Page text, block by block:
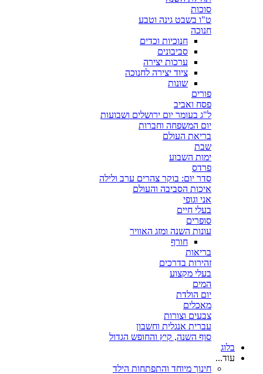
סוכות
ט"ו בשבט גינה וטבע
חנוכה
חנוכיות וכדים
סביבונים
ערכות יצירה
ציוד יצירה לחנוכה
שונות
פורים
פסח ואביב
ל"ג בעומר יום ירושלים ושבועות
יום המשפחה וחברות
בריאת העולם
שבת
ימות השבוע
פרדס
סדר יום: בוקר צהרים ערב ולילה
איכות הסביבה והעולם
אני וגופי
בעלי חיים
סופרים
עונות השנה ומזג האוויר
חורף
בריאות
זהירות בדרכים
בעלי מקצוע
המים
יום הולדת
מאכלים
צבעים וצורות
עברית אנגלית וחשבון
סוף השנה, קיץ והחופש הגדול
בלוג
עוד...
חינוך מיוחד והתפתחות הילד